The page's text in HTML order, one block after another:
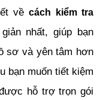
vềcách kiểm tra
nhất, giúp bạn
sơ và yên tâm hơn
bạn muốn tiết kiệm
hỗ trợ trọn gói